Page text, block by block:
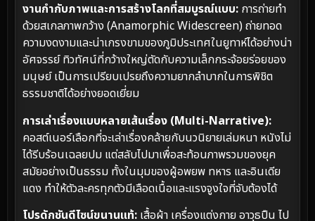
งานกำกับภาพและการสร้างโลกที่สมบูรณ์แบบ: การถ่ายทำ
ด้วยสเกลภาพกว้าง (Anamorphic Widescreen) ถ่ายทอด
ความงดงามและน่าเกรงขามของภูมิประเทศในยูทาห์ได้อย่างน่า
อัศจรรย์ ทิวทัศน์ที่กว้างใหญ่ตัดกับความเล็กกระจ้อยร่อยของ
มนุษย์ เป็นการเปรียบเปรยถึงความยากลำบากในการพิชิต
ธรรมชาติได้อย่างยอดเยี่ยม
การเล่าเรื่องแบบหลายเส้นเรื่อง (Multi-Narrative):
คอสต์เนอร์เลือกที่จะเล่าเรื่องคล้ายกับนวนิยายเล่มหนา หนังไม่
ได้รีบร้อนเฉลยปม แต่สลับไปมาเพื่อสะท้อนภาพรวมของยุค
สมัยอย่างเป็นธรรม ทั้งในมุมของผู้อพยพ ทหาร และอินเดีย
แดง ทำให้ตัวละครทุกตัวมีเลือดเนื้อและแรงจูงใจที่จับต้องได้
โปรดักชันดีไซน์ขนานแท้: เสื้อผ้า เครื่องแต่งกาย อาวุธปืน ไป